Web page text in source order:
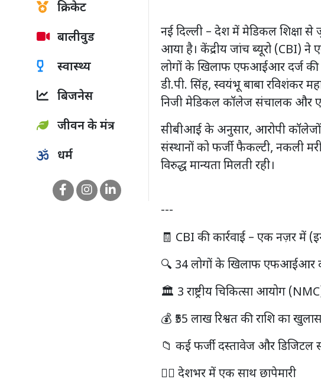
क्रिकेट
बालीवुड
स्वास्थ्य
बिजनेस
जीवन के मंत्र
धर्म
नई दिल्ली – देश में मेडिकल शिक्षा
आया है। केंद्रीय जांच ब्यूरो (CBI)
लोगों के खिलाफ एफआईआर दर्ज की
डी.पी. सिंह, स्वयंभू बाबा रविशंकर
निजी मेडिकल कॉलेज संचालक और
सीबीआई के अनुसार, आरोपी
संस्थानों को फर्जी फैकल्टी, नकली
विरुद्ध मान्यता मिलती रही।
---
🧾 CBI की कार्रवाई – एक नज़र में
🔍 34 लोगों के खिलाफ एफआईआर
🏛️ 3 राष्ट्रीय चिकित्सा आयोग
💰 ₹55 लाख रिश्वत की राशि का
📁 कई फर्जी दस्तावेज और डिजिटल
🕵️‍♂️ देशभर में एक साथ छापेमारी